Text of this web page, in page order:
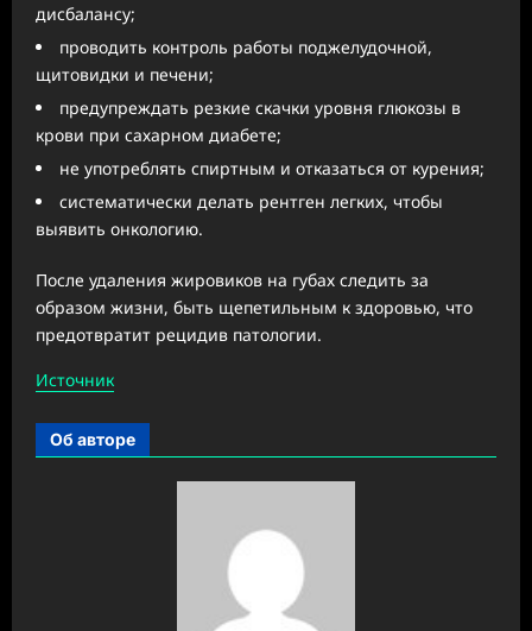
дисбалансу;
проводить контроль работы поджелудочной,
щитовидки и печени;
предупреждать резкие скачки уровня глюкозы в
крови при сахарном диабете;
не употреблять спиртным и отказаться от курения;
систематически делать рентген легких, чтобы
выявить онкологию.
После удаления жировиков на губах следить за
образом жизни, быть щепетильным к здоровью, что
предотвратит рецидив патологии.
Источник
Об авторе